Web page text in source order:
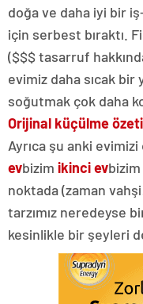
doğa ve daha iyi bir
için serbest bıraktı.
($$$ tasarruf
evimiz daha sıcak bir
soğutmak çok daha
Orijinal küçülme özeti
Ayrıca şu anki
evbizim ikinci evbizim
noktada (zaman
tarzımız neredeyse
kesinlikle bir şeyleri